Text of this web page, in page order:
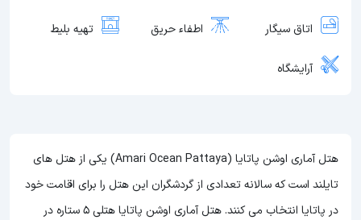
اتاق سیگار اطفاء حریق تهیه بلیط
آرایشگاه
هتل آماری اوشن پاتایا (Amari Ocean Pattaya) یکی از هتل های
تایلند است که سالانه تعدادی از گردشگران این هتل را برای اقامت خود
در پاتایا انتخاب می کنند. هتل آماری اوشن پاتایا هتلی 5 ستاره در